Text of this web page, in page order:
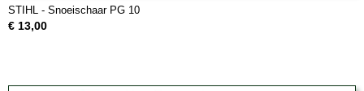
STIHL - Snoeischaar PG 10
€ 13,00